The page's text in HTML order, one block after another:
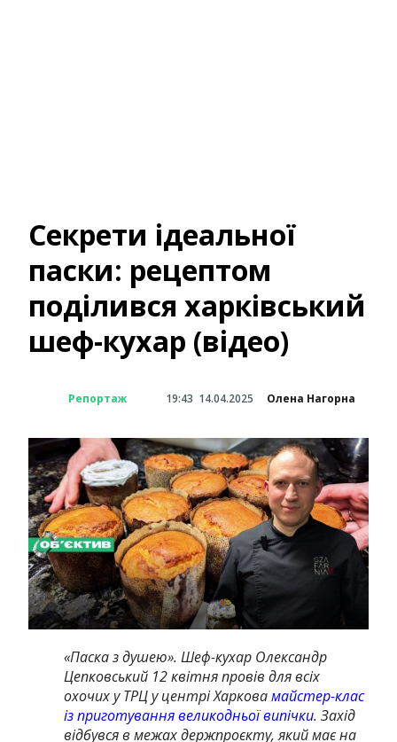
Секрети ідеальної
паски: рецептом
поділився харківський
шеф-кухар (відео)
Репортаж 19:43 14.04.2025 Олена Нагорна
«Паска з душею». Шеф-кухар Олександр
Цепковський 12 квітня провів для всіх
охочих у ТРЦ у центрі Харковамайстер-клас
із приготування великодньої випічки. Захід
відбувся в межах держпроєкту, який має на